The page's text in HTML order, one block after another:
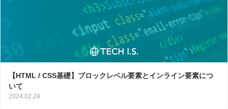
【HTML / CSS基礎】ブロックレベル要素とインライン要素につ
いて
2024.02.24